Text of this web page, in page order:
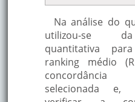
Na análise do
utilizou-se
quantitativa
ranking médio
selecionada e,